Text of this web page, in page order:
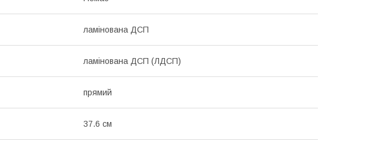
ламінована ДСП
ламінована ДСП (ЛДСП)
прямий
37.6 см